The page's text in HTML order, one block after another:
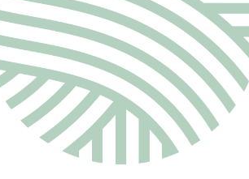
Te doen
Alle activiteiten
Gidsbeurten
Routes
Kunst in